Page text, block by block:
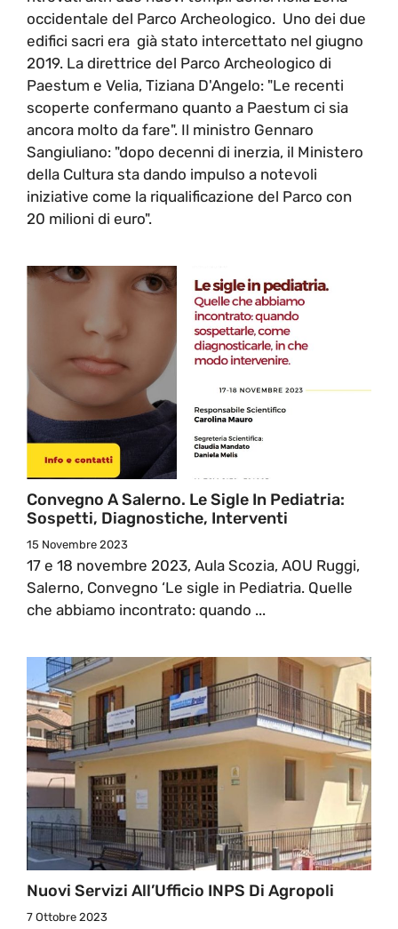
occidentale del Parco Archeologico. Uno dei due
edifici sacri era già stato intercettato nel giugno
2019. La direttrice del Parco Archeologico di
Paestum e Velia, Tiziana D'Angelo: "Le recenti
scoperte confermano quanto a Paestum ci sia
ancora molto da fare". Il ministro Gennaro
Sangiuliano: "dopo decenni di inerzia, il Ministero
della Cultura sta dando impulso a notevoli
iniziative come la riqualificazione del Parco con
20 milioni di euro".
Convegno A Salerno. Le Sigle In Pediatria:
Sospetti, Diagnostiche, Interventi
15 Novembre 2023
17 e 18 novembre 2023, Aula Scozia, AOU Ruggi,
Salerno, Convegno ‘Le sigle in Pediatria. Quelle
che abbiamo incontrato: quando ...
Nuovi Servizi All’Ufficio INPS Di Agropoli
7 Ottobre 2023